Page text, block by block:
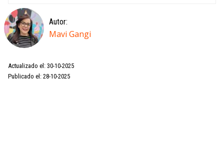
Autor:
Mavi Gangi
Actualizado el: 30-10-2025
Publicado el: 28-10-2025